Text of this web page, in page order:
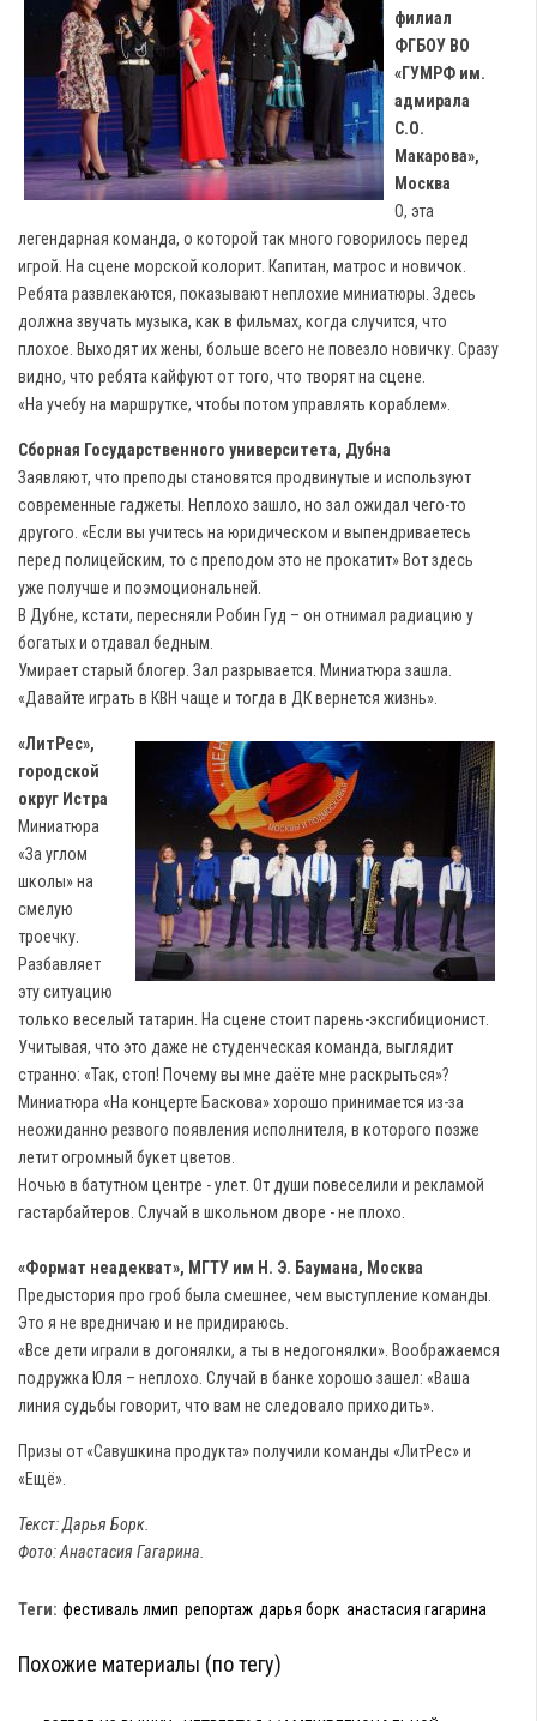
филиал
ФГБОУ ВО
«ГУМРФ им.
адмирала
С.О.
Макарова»,
Москва
О, эта
легендарная команда, о которой так много говорилось перед
игрой. На сцене морской колорит. Капитан, матрос и новичок.
Ребята развлекаются, показывают неплохие миниатюры. Здесь
должна звучать музыка, как в фильмах, когда случится, что
плохое. Выходят их жены, больше всего не повезло новичку. Сразу
видно, что ребята кайфуют от того, что творят на сцене.
«На учебу на маршрутке, чтобы потом управлять кораблем».
Сборная Государственного университета, Дубна
Заявляют, что преподы становятся продвинутые и используют
современные гаджеты. Неплохо зашло, но зал ожидал чего-то
другого. «Если вы учитесь на юридическом и выпендриваетесь
перед полицейским, то с преподом это не прокатит» Вот здесь
уже получше и поэмоциональней.
В Дубне, кстати, пересняли Робин Гуд – он отнимал радиацию у
богатых и отдавал бедным.
Умирает старый блогер. Зал разрывается. Миниатюра зашла.
«Давайте играть в КВН чаще и тогда в ДК вернется жизнь».
«ЛитРес»,
городской
округ Истра
Миниатюра
«За углом
школы» на
смелую
троечку.
Разбавляет
эту ситуацию
только веселый татарин. На сцене стоит парень-эксгибиционист.
Учитывая, что это даже не студенческая команда, выглядит
странно: «Так, стоп! Почему вы мне даёте мне раскрыться»?
Миниатюра «На концерте Баскова» хорошо принимается из-за
неожиданно резвого появления исполнителя, в которого позже
летит огромный букет цветов.
Ночью в батутном центре - улет. От души повеселили и рекламой
гастарбайтеров. Случай в школьном дворе - не плохо.
«Формат неадекват», МГТУ им Н. Э. Баумана, Москва
Предыстория про гроб была смешнее, чем выступление команды.
Это я не вредничаю и не придираюсь.
«Все дети играли в догонялки, а ты в недогонялки». Воображаемся
подружка Юля – неплохо. Случай в банке хорошо зашел: «Ваша
линия судьбы говорит, что вам не следовало приходить».
Призы от «Савушкина продукта» получили команды «ЛитРес» и
«Ещё».
Текст: Дарья Борк.
Фото: Анастасия Гагарина.
Теги: фестиваль лмип репортаж дарья борк анастасия гагарина
Похожие материалы (по тегу)